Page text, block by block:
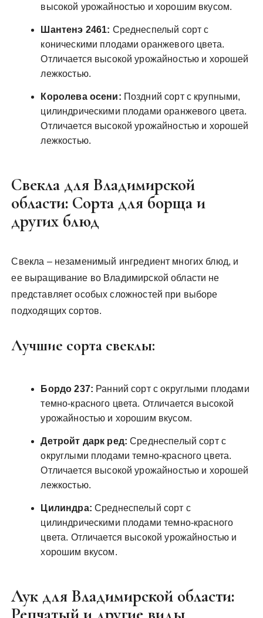
высокой урожайностью и хорошим вкусом.
Шантенэ 2461: Среднеспелый сорт с
коническими плодами оранжевого цвета.
Отличается высокой урожайностью и хорошей
лежкостью.
Королева осени: Поздний сорт с крупными,
цилиндрическими плодами оранжевого цвета.
Отличается высокой урожайностью и хорошей
лежкостью.
Свекла для Владимирской
области: Сорта для борща и
других блюд
Свекла – незаменимый ингредиент многих блюд, и
ее выращивание во Владимирской области не
представляет особых сложностей при выборе
подходящих сортов.
Лучшие сорта свеклы:
Бордо 237: Ранний сорт с округлыми плодами
темно-красного цвета. Отличается высокой
урожайностью и хорошим вкусом.
Детройт дарк ред: Среднеспелый сорт с
округлыми плодами темно-красного цвета.
Отличается высокой урожайностью и хорошей
лежкостью.
Цилиндра: Среднеспелый сорт с
цилиндрическими плодами темно-красного
цвета. Отличается высокой урожайностью и
хорошим вкусом.
Лук для Владимирской области: